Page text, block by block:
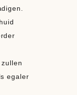
egaler